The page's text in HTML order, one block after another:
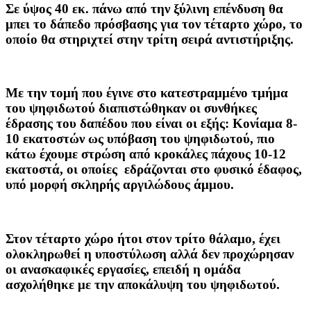
Σε ύψος 40 εκ. πάνω από την ξύλινη επένδυση θα
μπει το δάπεδο πρόσβασης για τον τέταρτο χώρο, το
οποίο θα στηριχτεί στην τρίτη σειρά αντιστήριξης.
Με την τομή που έγινε στο κατεστραμμένο τμήμα
του ψηφιδωτού διαπιστώθηκαν οι συνθήκες
έδρασης του δαπέδου που είναι οι εξής: Κονίαμα 8-
10 εκατοστών ως υπόβαση του ψηφιδωτού, πιο
κάτω έχουμε στρώση από κροκάλες πάχους 10-12
εκατοστά, οι οποίες εδράζονται στο φυσικό έδαφος,
υπό μορφή σκληρής αργιλώδους άμμου.
Στον τέταρτο χώρο ήτοι στον τρίτο θάλαμο, έχει
ολοκληρωθεί η υποστύλωση αλλά δεν προχώρησαν
οι ανασκαφικές εργασίες, επειδή η ομάδα
ασχολήθηκε με την αποκάλυψη του ψηφιδωτού.